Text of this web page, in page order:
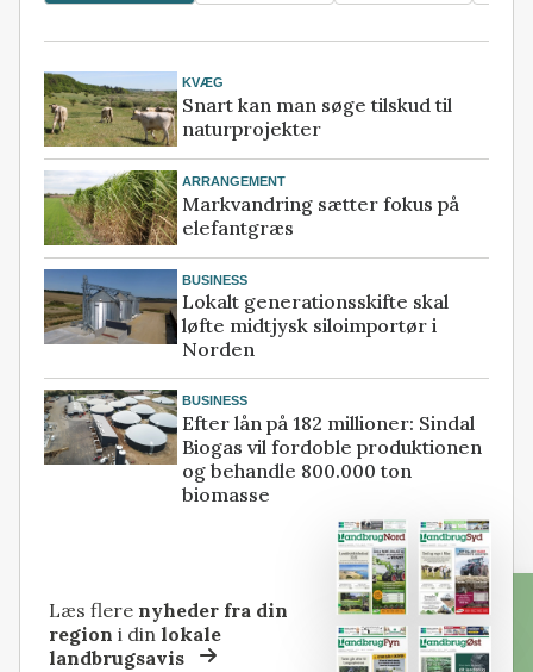
KVÆG
Snart kan man søge tilskud til
naturprojekter
ARRANGEMENT
Markvandring sætter fokus på
elefantgræs
BUSINESS
Lokalt generationsskifte skal
løfte midtjysk siloimportør i
Norden
BUSINESS
Efter lån på 182 millioner: Sindal
Biogas vil fordoble produktionen
og behandle 800.000 ton
biomasse
Læs flere nyheder fra din
region i dinlokale
landbrugsavis